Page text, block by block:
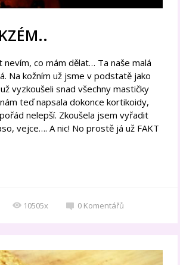
nevím, co mám dělat… Ta naše malá
Na kožním už jsme v podstatě jako
vyzkoušeli snad všechny mastičky
teď napsala dokonce kortikoidy,
nelepší. Zkoušela jsem vyřadit
vejce…. A nic! No prostě já už FAKT
10505x 0 Komentářů